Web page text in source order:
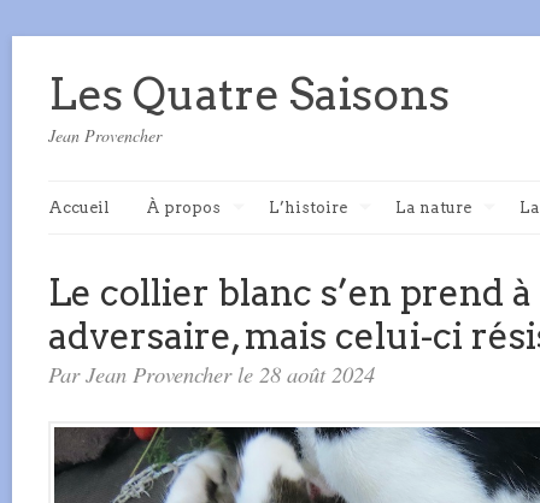
Les Quatre Saisons
Jean Provencher
Accueil À propos L’histoire La nature
Le collier blanc s’en prend
adversaire, mais celui-ci
Par Jean Provencher le 28 août 2024